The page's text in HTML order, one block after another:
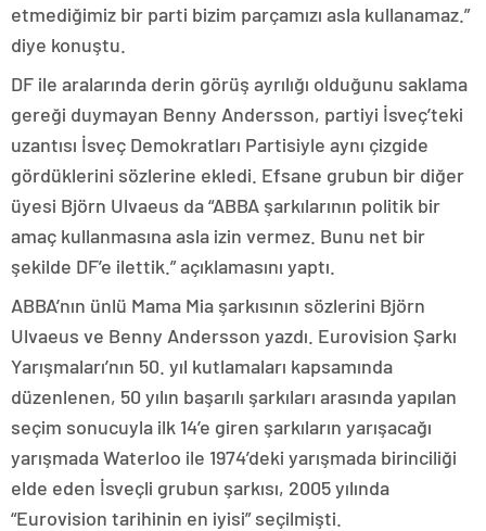
etmediğimiz bir parti bizim parçamızı asla kullanamaz.”
diye konuştu.
DF ile aralarında derin görüş ayrılığı olduğunu saklama
gereği duymayan Benny Andersson, partiyi İsveç’teki
uzantısı İsveç Demokratları Partisiyle aynı çizgide
gördüklerini sözlerine ekledi. Efsane grubun bir diğer
üyesi Björn Ulvaeus da “ABBA şarkılarının politik bir
amaç kullanmasına asla izin vermez. Bunu net bir
şekilde DF’e ilettik.” açıklamasını yaptı.
ABBA’nın ünlü Mama Mia şarkısının sözlerini Björn
Ulvaeus ve Benny Andersson yazdı. Eurovision Şarkı
Yarışmaları’nın 50. yıl kutlamaları kapsamında
düzenlenen, 50 yılın başarılı şarkıları arasında yapılan
seçim sonucuyla ilk 14’e giren şarkıların yarışacağı
yarışmada Waterloo ile 1974’deki yarışmada birinciliği
elde eden İsveçli grubun şarkısı, 2005 yılında
“Eurovision tarihinin en iyisi” seçilmişti.